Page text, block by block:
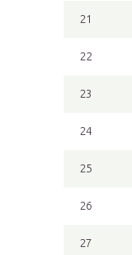
21
22
23
24
25
26
27